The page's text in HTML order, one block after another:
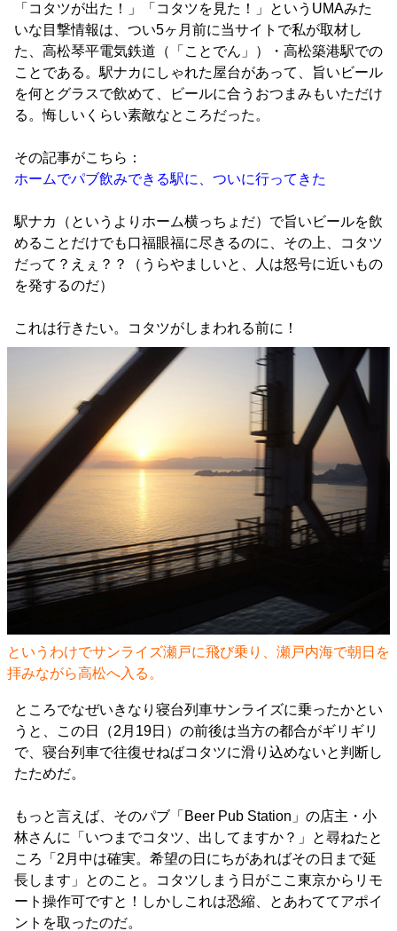
「コタツが出た！」「コタツを見た！」というUMAみた
いな目撃情報は、つい5ヶ月前に当サイトで私が取材し
た、高松琴平電気鉄道（「ことでん」）・高松築港駅での
ことである。駅ナカにしゃれた屋台があって、旨いビール
を何とグラスで飲めて、ビールに合うおつまみもいただけ
る。悔しいくらい素敵なところだった。
その記事がこちら：
ホームでパブ飲みできる駅に、ついに行ってきた
駅ナカ（というよりホーム横っちょだ）で旨いビールを飲
めることだけでも口福眼福に尽きるのに、その上、コタツ
だって？えぇ？？（うらやましいと、人は怒号に近いもの
を発するのだ）
これは行きたい。コタツがしまわれる前に！
というわけでサンライズ瀬戸に飛び乗り、瀬戸内海で朝日を
拝みながら高松へ入る。
ところでなぜいきなり寝台列車サンライズに乗ったかとい
うと、この日（2月19日）の前後は当方の都合がギリギリ
で、寝台列車で往復せねばコタツに滑り込めないと判断し
たためだ。
もっと言えば、そのパブ「Beer Pub Station」の店主・小
林さんに「いつまでコタツ、出してますか？」と尋ねたと
ころ「2月中は確実。希望の日にちがあればその日まで延
長します」とのこと。コタツしまう日がここ東京からリモ
ート操作可ですと！しかしこれは恐縮、とあわててアポイ
ントを取ったのだ。